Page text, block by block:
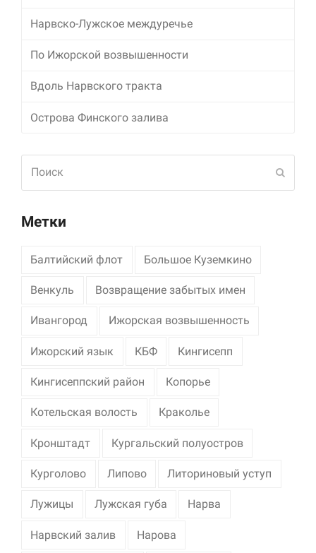
Нарвско-Лужское междуречье
По Ижорской возвышенности
Вдоль Нарвского тракта
Острова Финского залива
Метки
Балтийский флот Большое Куземкино
Венкуль Возвращение забытых имен
Ивангород Ижорская возвышенность
Ижорский язык КБФ Кингисепп
Кингисеппский район Копорье
Котельская волость Краколье
Кронштадт Кургальский полуостров
Курголово Липово Литориновый уступ
Лужицы Лужская губа Нарва
Нарвский залив Нарова